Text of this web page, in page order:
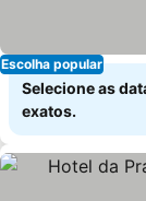
Escolha popular
Selecione as
exatos.